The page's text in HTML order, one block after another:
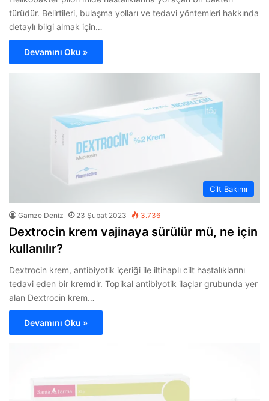
türüdür. Belirtileri, bulaşma yolları ve tedavi yöntemleri hakkında
detaylı bilgi almak için…
Devamını Oku »
Cilt Bakımı
Gamze Deniz 23 Şubat 2023 3.736
Dextrocin krem vajinaya sürülür mü, ne için
kullanılır?
Dextrocin krem, antibiyotik içeriği ile iltihaplı cilt hastalıklarını
tedavi eden bir kremdir. Topikal antibiyotik ilaçlar grubunda yer
alan Dextrocin krem…
Devamını Oku »